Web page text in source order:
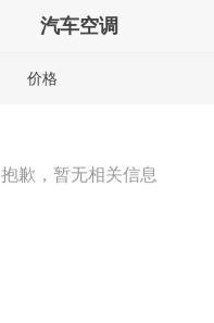
汽车空调
价格
抱歉，暂无相关信息